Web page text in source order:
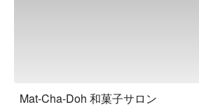
Mat-Cha-Doh 和菓子サロン